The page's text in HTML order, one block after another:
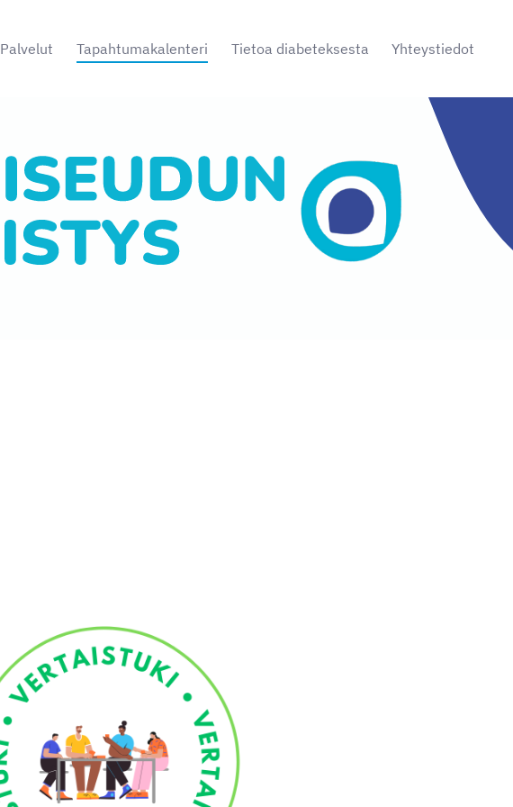
Palvelut Tapahtumakalenteri Tietoa diabeteksesta Yhteystiedot